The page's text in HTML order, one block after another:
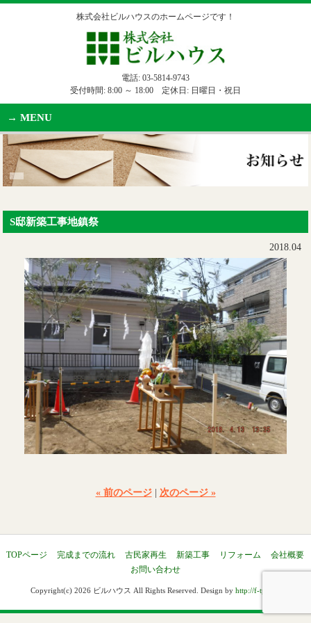
株式会社ビルハウスのホームページです！
電話: 03-5814-9743
受付時間: 8:00 ～ 18:00 定休日: 日曜日・祝日
MENU
S邸新築工事地鎮祭
2018.04
« 前のページ| 次のページ »
TOPページ 完成までの流れ 古民家再生 新築工事 リフォーム
会社概要
お問い合わせ
Copyright(c) 2026 ビルハウス All Rights Reserved. Design by http://f-tpl.com